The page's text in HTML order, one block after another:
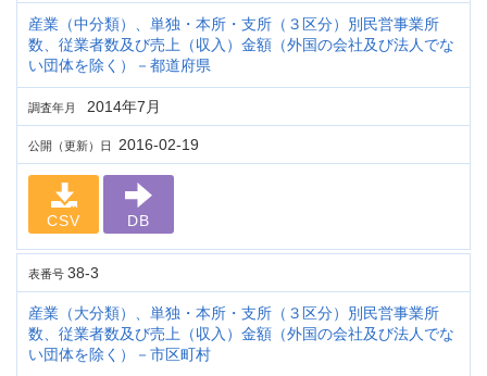
産業（中分類）、単独・本所・支所（３区分）別民営事業所
数、従業者数及び売上（収入）金額（外国の会社及び法人でな
い団体を除く）－都道府県
調査年月 2014年7月
公開（更新）日 2016-02-19
CSV DB
表番号 38-3
産業（大分類）、単独・本所・支所（３区分）別民営事業所
数、従業者数及び売上（収入）金額（外国の会社及び法人でな
い団体を除く）－市区町村